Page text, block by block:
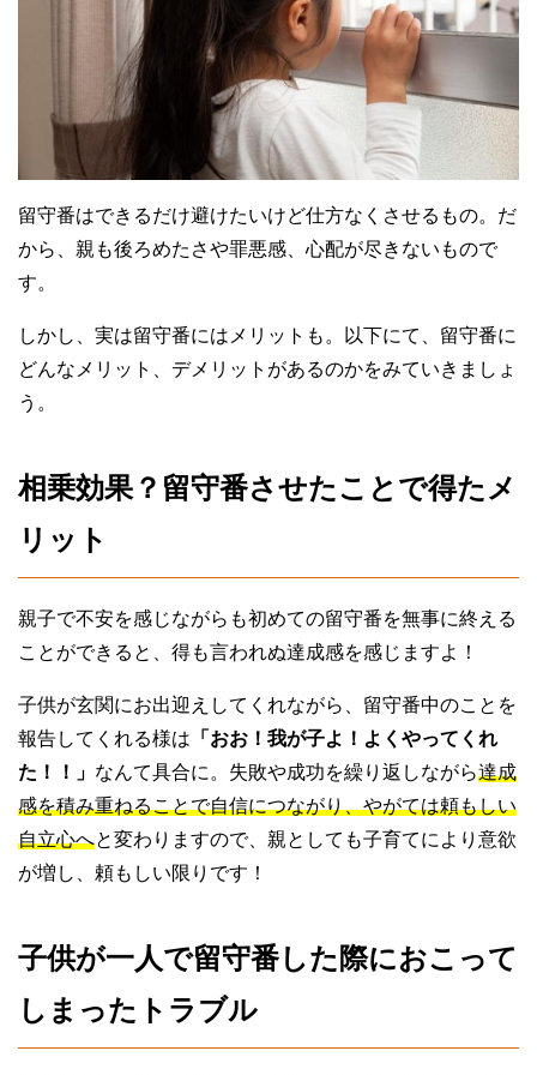
留守番はできるだけ避けたいけど仕方なくさせるもの。だ
から、親も後ろめたさや罪悪感、心配が尽きないもので
す。
しかし、実は留守番にはメリットも。以下にて、留守番に
どんなメリット、デメリットがあるのかをみていきましょ
う。
相乗効果？留守番させたことで得たメ
リット
親子で不安を感じながらも初めての留守番を無事に終える
ことができると、得も言われぬ達成感を感じますよ！
子供が玄関にお出迎えしてくれながら、留守番中のことを
報告してくれる様は 「おお！我が子よ！よくやってくれ
た！！」 なんて具合に。失敗や成功を繰り返しながら達成
感を積み重ねることで自信につながり、やがては頼もしい
自立心へと変わりますので、親としても子育てにより意欲
が増し、頼もしい限りです！
子供が一人で留守番した際におこって
しまったトラブル